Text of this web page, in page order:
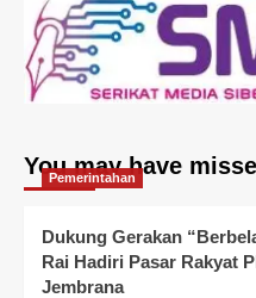
You may have
Pemerintahan
Dukung Gerakan
Rai Hadiri Pasar Rakyat
Jembrana